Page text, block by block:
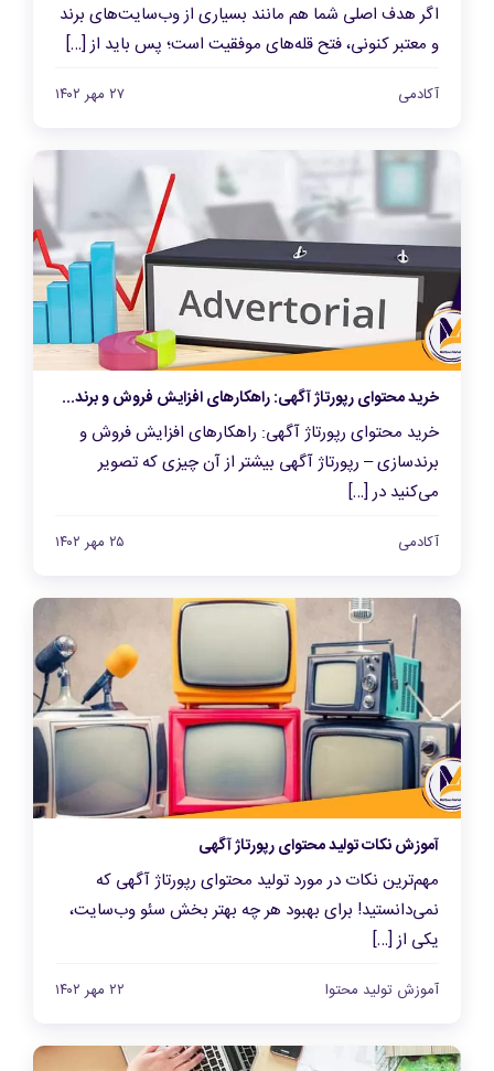
اگر هدف اصلی شما هم مانند بسیاری از وب‌سایت‌های برند
و معتبر کنونی، فتح قله‌‌های موفقیت است؛ پس باید از […]
آکادمی ۲۷ مهر ۱۴۰۲
خرید محتوای رپورتاژ آگهی: راهکارهای افزایش فروش و برندسازی
خرید محتوای رپورتاژ آگهی: راهکارهای افزایش فروش و
برندسازی – رپورتاژ آگهی بیشتر از آن چیزی که تصویر
می‌کنید در […]
آکادمی ۲۵ مهر ۱۴۰۲
آموزش نکات تولید محتوای رپورتاژ آگهی
مهم‌ترین نکات در مورد تولید محتوای رپورتاژ آگهی که
نمی‌دانستید! برای بهبود هر چه بهتر بخش سئو وب‌سایت،
یکی از […]
آموزش تولید محتوا ۲۲ مهر ۱۴۰۲